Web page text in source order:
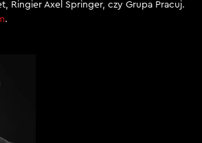
Ringier Axel Springer, czy Grupa Pracuj.
.